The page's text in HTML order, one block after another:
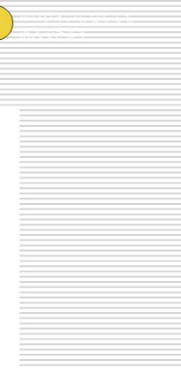
※ログインしなくても
購入できます